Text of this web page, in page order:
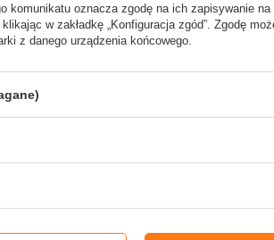
Treść
komunikatu oznacza zgodę na ich zapisywanie
w zakładkę „Konfiguracja zgód”. Zgodę
z danego urządzenia końcowego.